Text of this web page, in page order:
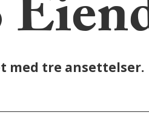
med tre ansettelser.